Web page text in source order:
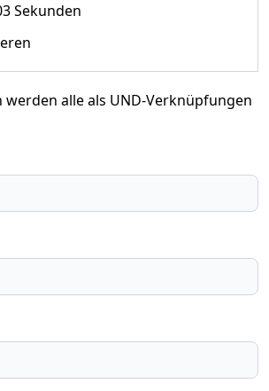
Sekunden
werden alle als UND-Verknüpfungen